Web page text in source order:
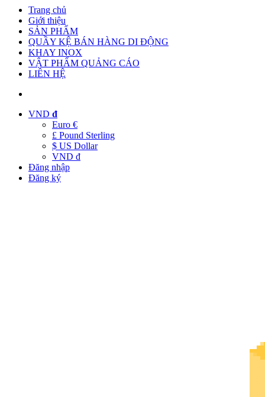
Trang chủ
Giới thiệu
SẢN PHẨM
QUẦY KỆ BÁN HÀNG DI ĐỘNG
KHAY INOX
VẬT PHẨM QUẢNG CÁO
LIÊN HỆ
VND đ
Euro €
£ Pound Sterling
$ US Dollar
VND đ
Đăng nhập
Đăng ký